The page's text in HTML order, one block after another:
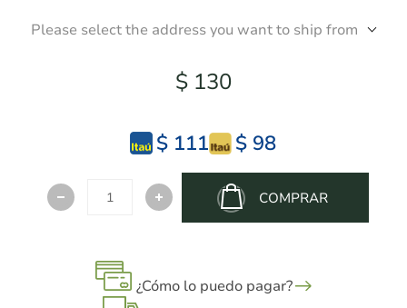
Please select the address you want to ship from
$ 130
$ 111 $ 98
COMPRAR
¿Cómo lo puedo pagar?